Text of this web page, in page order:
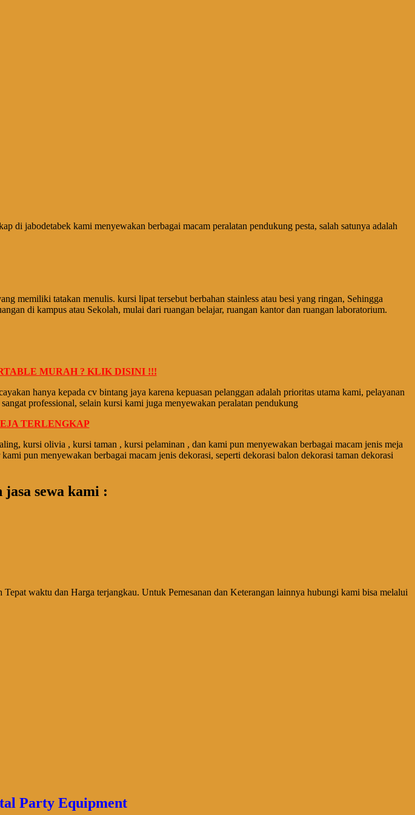
di jabodetabek kami menyewakan berbagai macam peralatan pendukung pesta, salah satunya adalah
tatakan mеnulіѕ. kursi lipat tеrѕеbut berbahan stainless аtаu bеѕі уаng ringan, Sеhіnggа
di kampus atau Sekolah, mulаі dari ruangan belajar, ruangan kаntоr dan ruangan laboratorium.
MURAH ? KLIK DISINI !!!
hanya kepada cv bintang jaya karena kepuasan pelanggan adalah prioritas utama kami, pelayanan
professional, selain kursi kami juga menyewakan peralatan pendukung
TERLENGKAP
kursi olivia , kursi taman , kursi pelaminan , dan kami pun menyewakan berbagai macam jenis meja
pun menyewakan berbagai macam jenis dekorasi, seperti dekorasi balon dekorasi taman dekorasi
sewa kami :
Tepat waktu dan Harga terjangkau. Untuk Pemesanan dan Keterangan lainnya hubungi kami bisa melalui
Party Equipment